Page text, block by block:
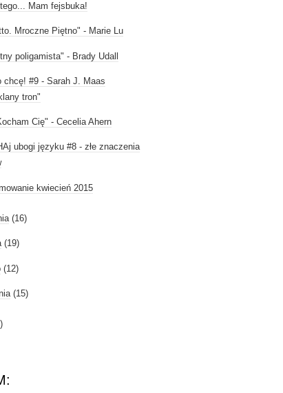
Mam fejsbuka!
Mroczne Piętno" - Marie Lu
poligamista" - Brady Udall
chcę! #9 - Sarah J. Maas
tron"
Cię" - Cecelia Ahern
ubogi języku #8 - złe znaczenia
kwiecień 2015
(16)
(19)
(12)
(15)